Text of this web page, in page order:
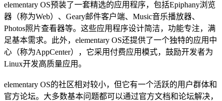
elementary OS预装了一套精选的应用程序，包括Epiphany浏览
器（称为Web）、Geary邮件客户端、Music音乐播放器、
Photos照片查看器等。这些应用程序设计简洁，功能专注，满
足基本需求。此外，elementary OS还提供了一个独特的应用中
心（称为AppCenter），它采用付费应用模式，鼓励开发者为
Linux开发高质量应用。
elementary OS的社区相对较小，但它有一个活跃的用户群体和
官方论坛。大多数基本问题都可以通过官方文档和论坛解决，